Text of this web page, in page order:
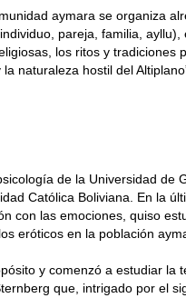
aymara se organiza
pareja, familia,
los ritos y tradiciones
naturaleza hostil del
de la Universidad de
Católica Boliviana. En la
con las emociones, quiso
eróticos en la población
y comenzó a estudiar la
que, intrigado por el